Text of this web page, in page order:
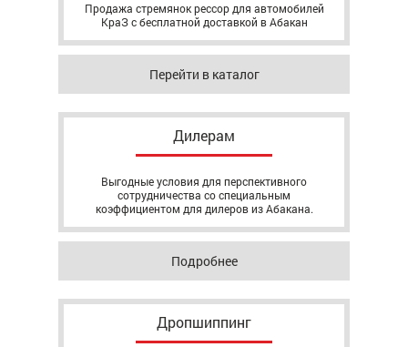
Продажа стремянок рессор для автомобилей
КраЗ с бесплатной доставкой в Абакан
Перейти в каталог
Дилерам
Выгодные условия для перспективного
сотрудничества со специальным
коэффициентом для дилеров из Абакана.
Подробнее
Дропшиппинг